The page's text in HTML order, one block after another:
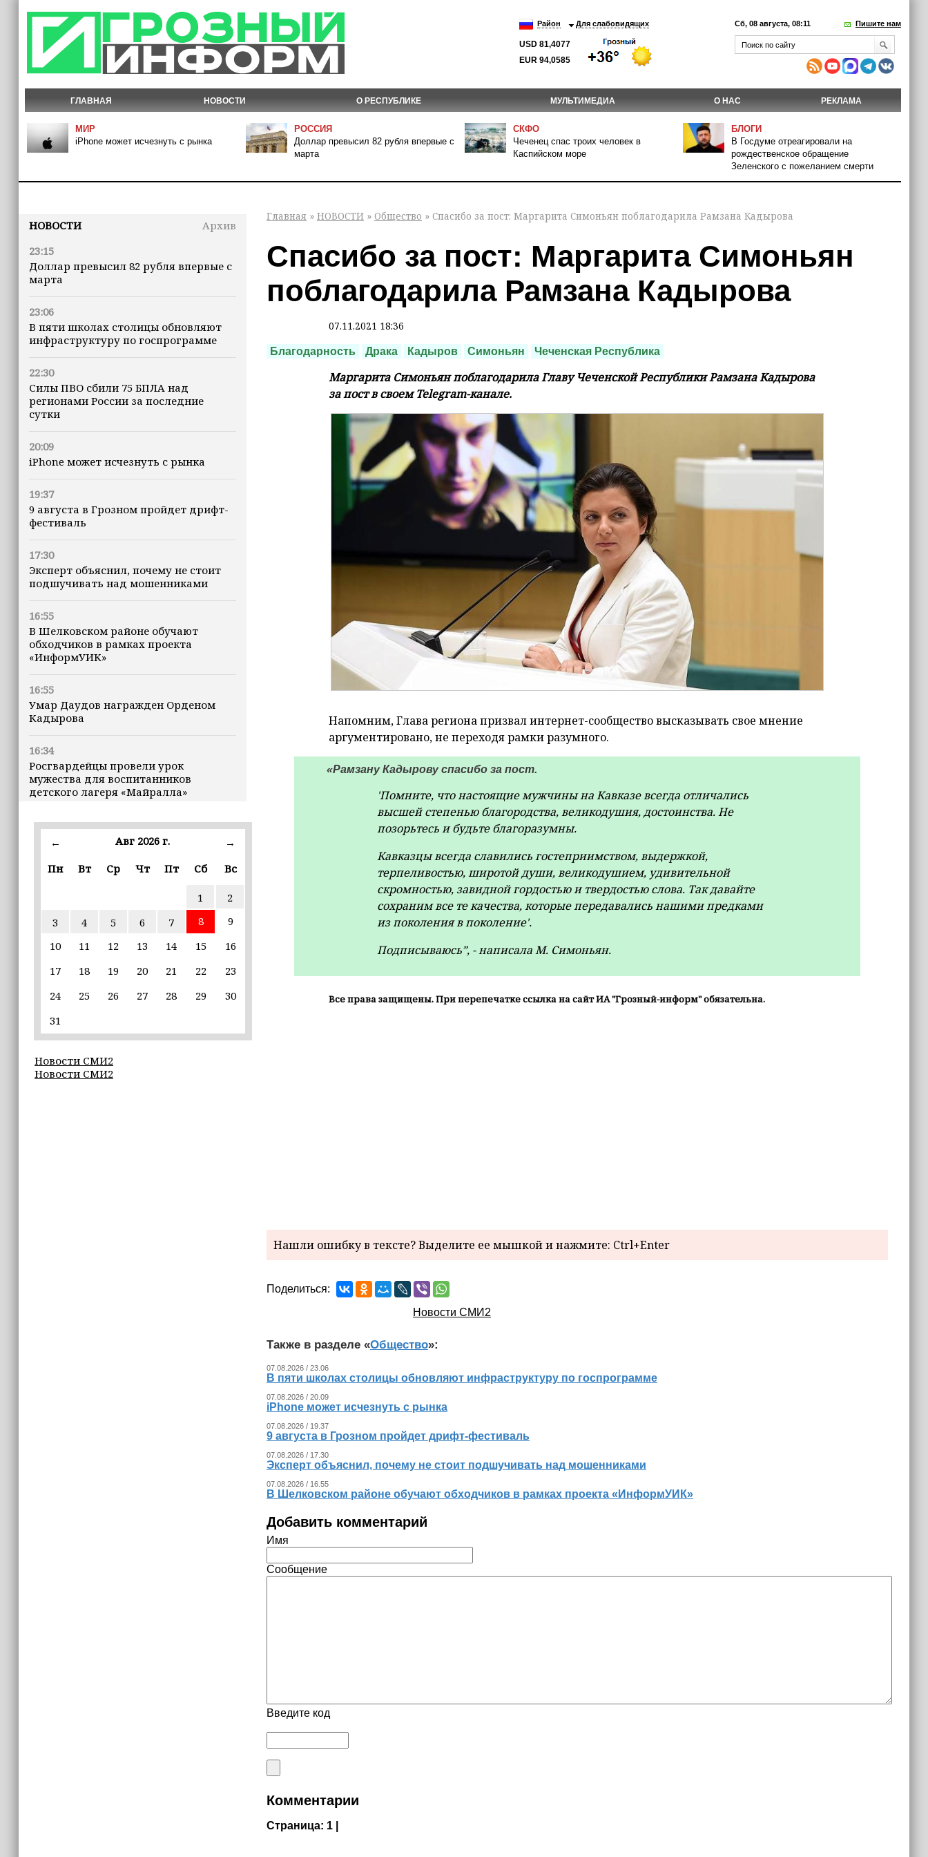
Район Для слабовидящих
USD 81,4077
EUR 94,0585
Сб, 08 августа, 08:11 Пишите нам
ГЛАВНАЯ НОВОСТИ О РЕСПУБЛИКЕ МУЛЬТИМЕДИА О НАС РЕКЛАМА
МИР
iPhone может исчезнуть с рынка
РОССИЯ
Доллар превысил 82 рубля впервые с
марта
СКФО
Чеченец спас троих человек в
Каспийском море
БЛОГИ
В Госдуме отреагировали на
рождественское обращение
Зеленского с пожеланием смерти
НОВОСТИ
Архив
23:15
Доллар превысил 82 рубля впервые с
марта
23:06
В пяти школах столицы обновляют
инфраструктуру по госпрограмме
22:30
Силы ПВО сбили 75 БПЛА над
регионами России за последние
сутки
20:09
iPhone может исчезнуть с рынка
19:37
9 августа в Грозном пройдет дрифт-
фестиваль
17:30
Эксперт объяснил, почему не стоит
подшучивать над мошенниками
16:55
В Шелковском районе обучают
обходчиков в рамках проекта
«ИнформУИК»
16:55
Умар Даудов награжден Орденом
Кадырова
16:34
Росгвардейцы провели урок
мужества для воспитанников
детского лагеря «Майралла»
16:30
Дмитрий Чернышенко: Внутренний
въездной — на 20,1%
Из бюджета Чечни дополнительно
выделено 505 млн рублей
пострадавшим от паводков
15:35
— стать большой
Избирательные участки Шатоя
готовы к приёму голосов
← Авг 2026 г.
→
Пн
Вт Ср Чт Пт Сб Вс
1
2
3
4 5 6 7 8
9
10
11 12 13 14 15
16
17
18 19 20 21 22
23
24
25 26 27 28 29
30
31
Новости СМИ2
Новости СМИ2
Главная » НОВОСТИ » Общество » Спасибо за пост: Маргарита Симоньян поблагодарила Рамзана Кадырова
Спасибо за пост: Маргарита Симоньян
поблагодарила Рамзана Кадырова
07.11.2021 18:36
Благодарность Драка Кадыров Симоньян Чеченская Республика
Маргарита Симоньян поблагодарила Главу Чеченской Республики Рамзана Кадырова
за пост в своем Telegram-канале.
Напомним, Глава региона призвал интернет-сообщество высказывать свое мнение
аргументировано, не переходя рамки разумного.
«Рамзану Кадырову спасибо за пост.
'Помните, что настоящие мужчины на Кавказе всегда отличались
высшей степенью благородства, великодушия, достоинства. Не
позорьтесь и будьте благоразумны.
Кавказцы всегда славились гостеприимством, выдержкой,
терпеливостью, широтой души, великодушием, удивительной
скромностью, завидной гордостью и твердостью слова. Так давайте
сохраним все те качества, которые передавались нашими предками
из поколения в поколение'.
Подписываюсь”, - написала М. Симоньян.
Все права защищены. При перепечатке ссылка на сайт ИА "Грозный-информ" обязательна.
Нашли ошибку в тексте? Выделите ее мышкой и нажмите: Ctrl+Enter
Поделиться:
Новости СМИ2
Также в разделе «Общество»:
07.08.2026 / 23.06
В пяти школах столицы обновляют инфраструктуру по госпрограмме
07.08.2026 / 20.09
iPhone может исчезнуть с рынка
07.08.2026 / 19.37
9 августа в Грозном пройдет дрифт-фестиваль
07.08.2026 / 17.30
Эксперт объяснил, почему не стоит подшучивать над мошенниками
07.08.2026 / 16.55
В Шелковском районе обучают обходчиков в рамках проекта «ИнформУИК»
Добавить комментарий
Имя
Сообщение
Введите код
Комментарии
Страница: 1 |